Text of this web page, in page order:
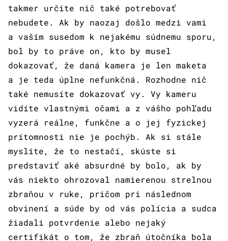
takmer určite nič také potrebovať
nebudete. Ak by naozaj došlo medzi vami
a vaším susedom k nejakému súdnemu sporu,
bol by to práve on, kto by musel
dokazovať, že daná kamera je len maketa
a je teda úplne nefunkčná. Rozhodne nič
také nemusíte dokazovať vy. Vy kameru
vidíte vlastnými očami a z vášho pohľadu
vyzerá reálne, funkčne a o jej fyzickej
prítomnosti nie je pochýb. Ak si stále
myslíte, že to nestačí, skúste si
predstaviť aké absurdné by bolo, ak by
vás niekto ohrozoval namierenou strelnou
zbraňou v ruke, pričom pri následnom
obvinení a súde by od vás polícia a sudca
žiadali potvrdenie alebo nejaký
certifikát o tom, že zbraň útočníka bola